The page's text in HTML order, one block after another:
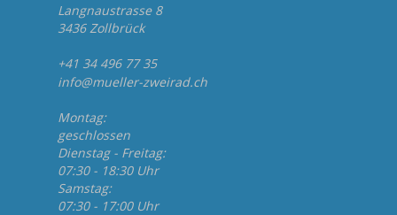
Langnaustrasse 8
3436 Zollbrück
+41 34 496 77 35
info@mueller-zweirad.ch
Montag:
geschlossen
Dienstag - Freitag:
07:30 - 18:30 Uhr
Samstag:
07:30 - 17:00 Uhr